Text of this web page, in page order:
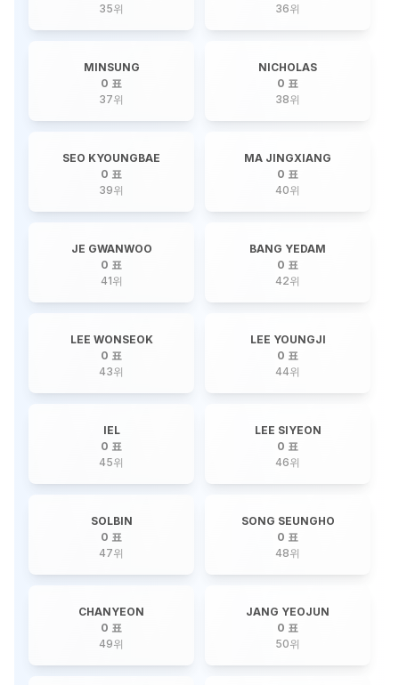
35위
36위
MINSUNG
0 표
37위
NICHOLAS
0 표
38위
SEO KYOUNGBAE
0 표
39위
MA JINGXIANG
0 표
40위
JE GWANWOO
0 표
41위
BANG YEDAM
0 표
42위
LEE WONSEOK
0 표
43위
LEE YOUNGJI
0 표
44위
IEL
0 표
45위
LEE SIYEON
0 표
46위
SOLBIN
0 표
47위
SONG SEUNGHO
0 표
48위
CHANYEON
0 표
49위
JANG YEOJUN
0 표
50위